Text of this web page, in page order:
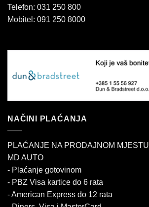
Telefon: 031 250 800
Mobitel: 091 250 8000
NAČINI PLAĆANJA
PLAĆANJE NA PRODAJNOM MJESTU
MD AUTO
- Plaćanje gotovinom
- PBZ Visa kartice do 6 rata
- American Express do 12 rata